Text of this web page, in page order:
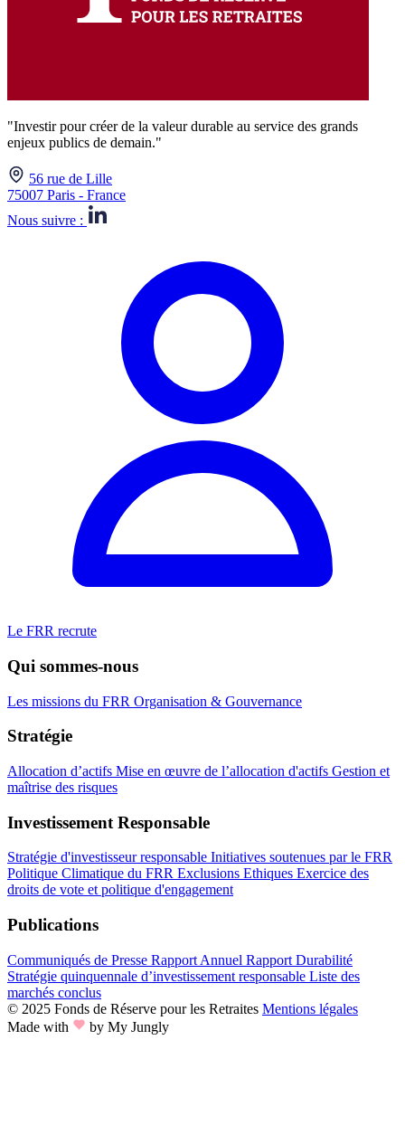
"Investir pour créer de la valeur durable au service des grands
enjeux publics de demain."
56 rue de Lille
75007 Paris - France
Nous suivre :
Le FRR recrute
Qui sommes-nous
Les missions du FRR Organisation & Gouvernance
Stratégie
Allocation d’actifs Mise en œuvre de l’allocation d'actifs Gestion et
maîtrise des risques
Investissement Responsable
Stratégie d'investisseur responsable Initiatives soutenues par le FRR
Politique Climatique du FRR Exclusions Ethiques Exercice des
droits de vote et politique d'engagement
Publications
Communiqués de Presse Rapport Annuel Rapport Durabilité
Stratégie quinquennale d’investissement responsable Liste des
marchés conclus
© 2025 Fonds de Réserve pour les Retraites Mentions légales
Made with
by My Jungly